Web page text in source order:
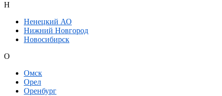
Н
Ненецкий АО
Нижний Новгород
Новосибирск
О
Омск
Орел
Оренбург